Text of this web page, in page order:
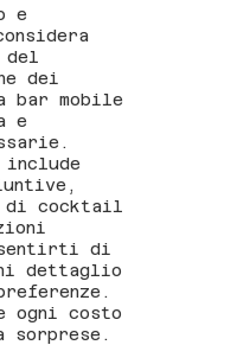
e
dei
bar mobile
e
include
di cocktail
di
dettaglio
ogni costo
sorprese.